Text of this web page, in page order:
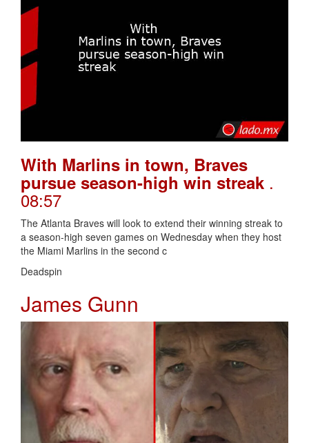
With Marlins in town, Braves
pursue season-high win streak .
08:57
The Atlanta Braves will look to extend their winning streak to
a season-high seven games on Wednesday when they host
the Miami Marlins in the second c
Deadspin
James Gunn